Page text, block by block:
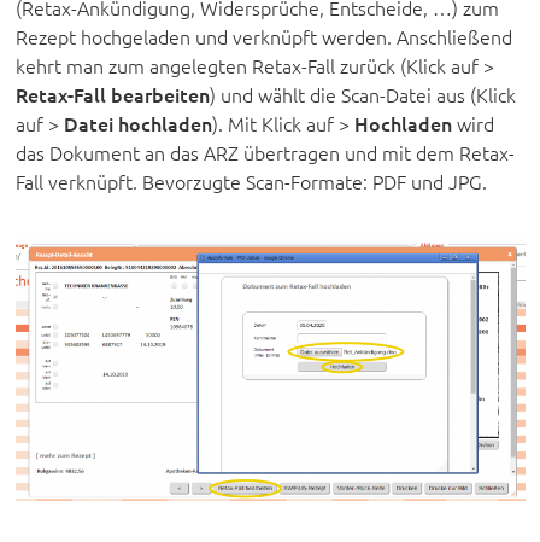
(Retax-Ankündigung, Widersprüche, Entscheide, …) zum
Rezept hochgeladen und verknüpft werden. Anschließend
kehrt man zum angelegten Retax-Fall zurück (Klick auf >
Retax-Fall bearbeiten) und wählt die Scan-Datei aus (Klick
auf > Datei hochladen). Mit Klick auf > Hochladenwird
das Dokument an das ARZ übertragen und mit dem Retax-
Fall verknüpft. Bevorzugte Scan-Formate: PDF und JPG.